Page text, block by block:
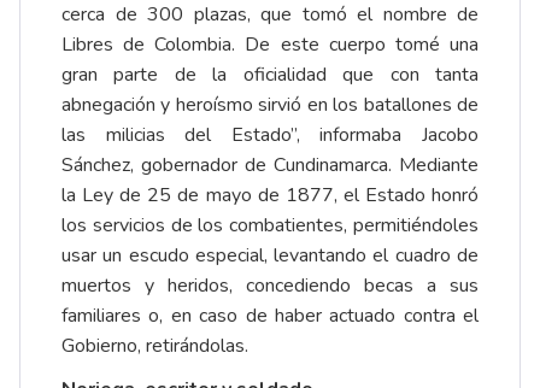
cerca de 300 plazas, que tomó el nombre de
Libres de Colombia. De este cuerpo tomé una
gran parte de la oficialidad que con tanta
abnegación y heroísmo sirvió en los batallones de
las milicias del Estado”, informaba Jacobo
Sánchez, gobernador de Cundinamarca. Mediante
la Ley de 25 de mayo de 1877, el Estado honró
los servicios de los combatientes, permitiéndoles
usar un escudo especial, levantando el cuadro de
muertos y heridos, concediendo becas a sus
familiares o, en caso de haber actuado contra el
Gobierno, retirándolas.